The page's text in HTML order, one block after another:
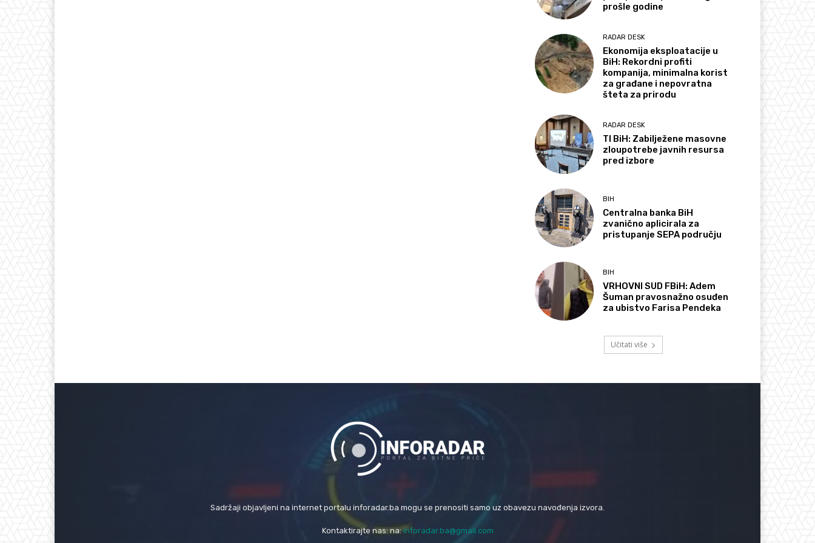
prošle godine
RADAR DESK
Ekonomija eksploatacije u
BiH: Rekordni profiti
kompanija, minimalna korist
za građane i nepovratna
šteta za prirodu
RADAR DESK
TI BiH: Zabilježene masovne
zloupotrebe javnih resursa
pred izbore
BIH
Centralna banka BiH
zvanično aplicirala za
pristupanje SEPA području
BIH
VRHOVNI SUD FBiH: Adem
Šuman pravosnažno osuđen
za ubistvo Farisa Pendeka
Učitati više
Sadržaji objavljeni na internet portalu inforadar.ba mogu se prenositi samo uz obavezu navođenja izvora.
Kontaktirajte nas: na:inforadar.ba@gmail.com